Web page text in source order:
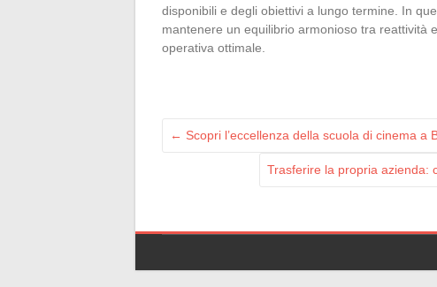
disponibili e degli obiettivi a lungo termine. In
mantenere un equilibrio armonioso tra reattività
operativa ottimale.
← Scopri l’eccellenza della scuola di cinema a
Trasferire la propria azienda: